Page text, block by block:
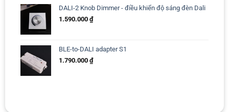
DALI-2 Knob Dimmer - điều khiển độ sáng đèn Dali
1.590.000 ₫
BLE-to-DALI adapter S1
1.790.000 ₫